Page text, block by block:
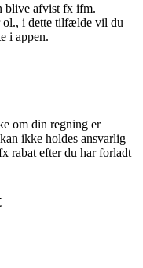
blive afvist fx ifm.
ol., i dette tilfælde vil du
i appen.
om din regning er
ikke holdes ansvarlig
rabat efter du har forladt